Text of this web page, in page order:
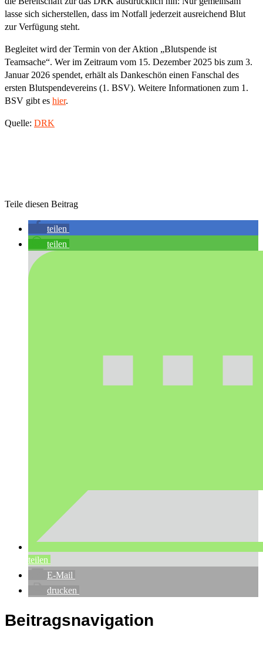
lasse sich sicherstellen, dass im Notfall jederzeit ausreichend Blut
zur Verfügung steht.
Begleitet wird der Termin von der Aktion „Blutspende ist
Teamsache“. Wer im Zeitraum vom 15. Dezember 2025 bis zum 3.
Januar 2026 spendet, erhält als Dankeschön einen Fanschal des
ersten Blutspendevereins (1. BSV). Weitere Informationen zum 1.
BSV gibt es hier.
Quelle: DRK
Teile diesen Beitrag
teilen
teilen
teilen
E-Mail
drucken
Beitragsnavigation